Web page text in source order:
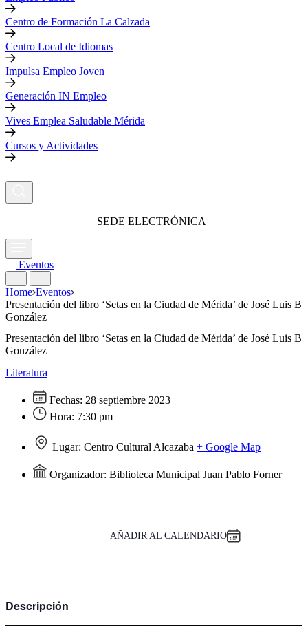
Centro de Formación La Calzada
Centro Local de Idiomas
Impulsa Empleo Joven
Generación IN Empleo
Vives Emplea Saludable Mérida
Cursos y Actividades
SEDE ELECTRÓNICA
Eventos
Home Eventos
Presentación del libro ‘Setas en la Ciudad de Mérida’ de José Luis
González
Presentación del libro ‘Setas en la Ciudad de Mérida’ de José Luis
González
Literatura
Fechas: 28 septiembre 2023
Hora: 7:30 pm
Lugar: Centro Cultural Alcazaba + Google Map
Organizador: Biblioteca Municipal Juan Pablo Forner
AÑADIR AL CALENDARIO
Descripción